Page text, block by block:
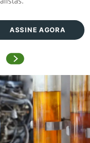
ASSINE AGORA